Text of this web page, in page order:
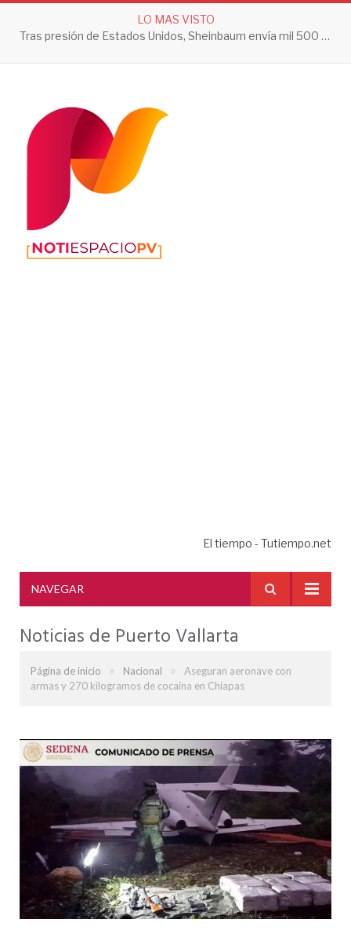
LO MAS VISTO
Tras presión de Estados Unidos, Sheinbaum envía mil 500 soldados a Michoacán
El tiempo - Tutiempo.net
NAVEGAR
Noticias de Puerto Vallarta
Página de inicio » Nacional »
Aseguran aeronave con
armas y 270 kilogramos de cocaína en Chiapas